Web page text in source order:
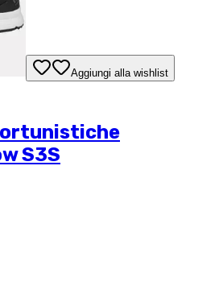
Aggiungi alla wishlist
S3S